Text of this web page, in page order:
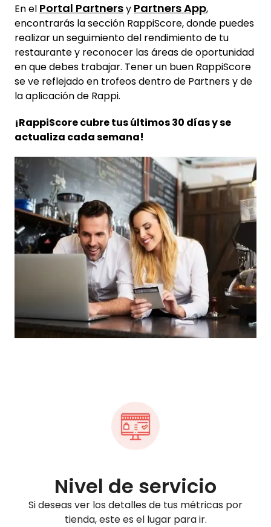
En el Portal Partnersy Partners App,
encontrarás la sección RappiScore, donde puedes
realizar un seguimiento del rendimiento de tu
restaurante y reconocer las áreas de oportunidad
en que debes trabajar. Tener un buen RappiScore
se ve reflejado en trofeos dentro de Partners y de
la aplicación de Rappi.
¡RappiScore cubre tus últimos 30 días y se
actualiza cada semana!
Nivel de servicio
Si deseas ver los detalles de tus métricas por
tienda, este es el lugar para ir.